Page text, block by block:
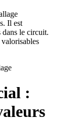
Il est
le circuit.
valorisables
: